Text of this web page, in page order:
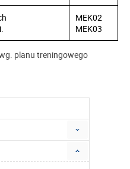
MEK02
MEK03
planu treningowego